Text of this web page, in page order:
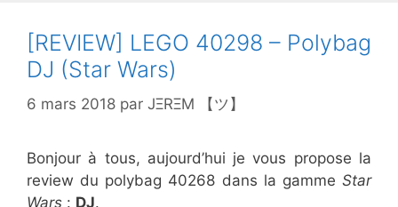
[REVIEW] LEGO 40298 – Polybag
DJ (Star Wars)
6 mars 2018 par JΞRΞM 【ツ】
Bonjour à tous, aujourd’hui je vous propose la
review du polybag 40268 dans la gamme Star
Wars : DJ.